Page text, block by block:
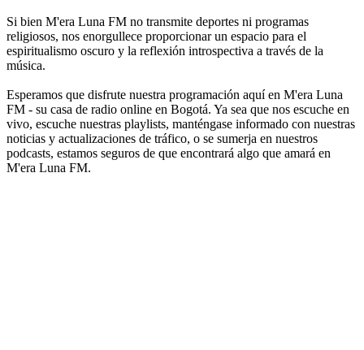
Si bien M'era Luna FM no transmite deportes ni programas
religiosos, nos enorgullece proporcionar un espacio para el
espiritualismo oscuro y la reflexión introspectiva a través de la
música.
Esperamos que disfrute nuestra programación aquí en M'era Luna
FM - su casa de radio online en Bogotá. Ya sea que nos escuche en
vivo, escuche nuestras playlists, manténgase informado con nuestras
noticias y actualizaciones de tráfico, o se sumerja en nuestros
podcasts, estamos seguros de que encontrará algo que amará en
M'era Luna FM.